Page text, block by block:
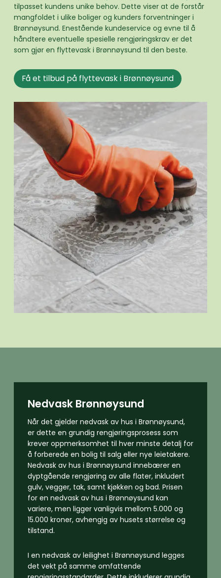
tilpasset kundens unike behov. Dette viser at de forstår
mangfoldet i ulike boliger og kunders forventninger i
Brønnøysund. Enestående kundeservice og evne til å
håndtere eventuelle spesielle rengjøringskrav er det
som gjør en flyttevask i Brønnøysund til den beste.
Få et tilbud på flyttevask i Brønnøysund
Nedvask Brønnøysund
Når det gjelder nedvask av hus i Brønnøysund,
er dette en grundig rengjøringsprosess som
krever oppmerksomhet til hver minste detalj for
å forberede en bolig til salg eller nye leietakere.
Nedvask av hus i Brønnøysund innebærer en
dyptgående rengjøring av alle flater, inkludert
gulv, vegger, tak, samt kjøkken og bad. Prisen
for en nedvask av hus i Brønnøysund kan
variere, men ligger vanligvis mellom 5.000 og
15.000 kroner, avhengig av husets størrelse og
tilstand.
I en nedvask av leilighet i Brønnøysund legges
det vekt på samme omfattende